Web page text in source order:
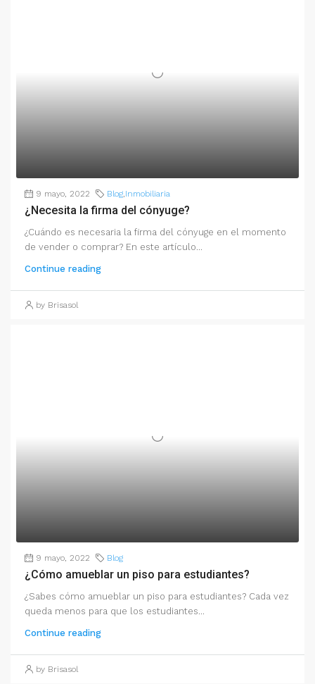
9 mayo, 2022 Blog Inmobiliaria
¿Necesita la firma del cónyuge?
¿Cuándo es necesaria la firma del cónyuge en el momento
de vender o comprar? En este artículo...
Continue reading
by Brisasol
9 mayo, 2022 Blog
¿Cómo amueblar un piso para estudiantes?
¿Sabes cómo amueblar un piso para estudiantes? Cada vez
queda menos para que los estudiantes...
Continue reading
by Brisasol